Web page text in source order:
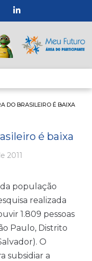
DO BRASILEIRO É BAIXA
é baixa
2011
população
realizada
1.809 pessoas
Paulo, Distrito
O
subsidiar a